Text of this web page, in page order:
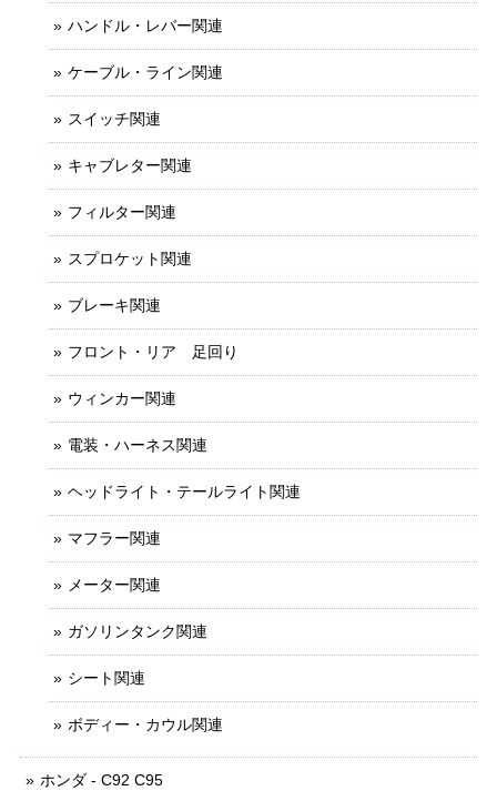
ハンドル・レバー関連
ケーブル・ライン関連
スイッチ関連
キャブレター関連
フィルター関連
スプロケット関連
ブレーキ関連
フロント・リア 足回り
ウィンカー関連
電装・ハーネス関連
ヘッドライト・テールライト関連
マフラー関連
メーター関連
ガソリンタンク関連
シート関連
ボディー・カウル関連
ホンダ - C92 C95